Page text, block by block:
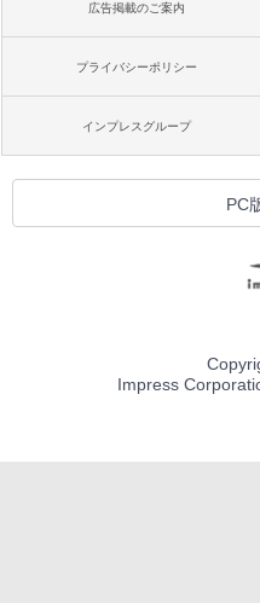
広告掲載のご案内
プライバシーポリシー
インプレスグループ
PC
Impress